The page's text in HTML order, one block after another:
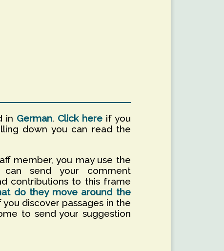
in German. Click here if you
down you can read the
member, you may use the
send your comment
contributions to this frame
do they move around the
you discover passages in the
to send your suggestion